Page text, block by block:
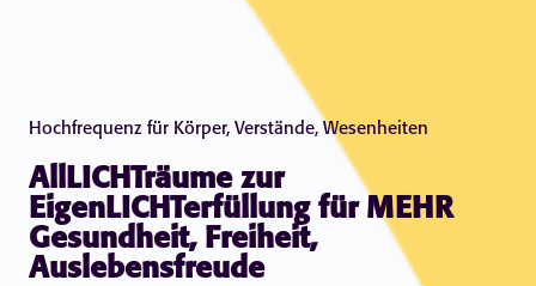
Hochfrequenz für Körper, Verstände, Wesenheiten
AllLICHTräume zur
EigenLICHTerfüllung für MEHR
Gesundheit, Freiheit,
Auslebensfreude